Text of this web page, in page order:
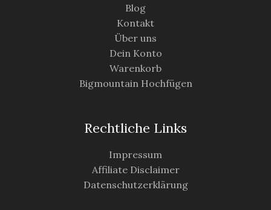
Blog
Kontakt
Über uns
Dein Konto
Warenkorb
Bigmountain Hochfügen
Rechtliche Links
Impressum
Affiliate Disclaimer
Datenschutzerklärung